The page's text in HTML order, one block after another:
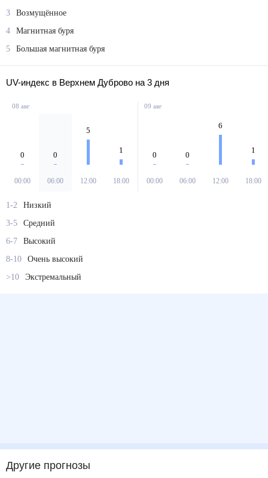
3
Возмущённое
4
Магнитная буря
5
Большая магнитная буря
UV-индекс в Верхнем Дуброво на 3 дня
08 авг
0
00:00
0
06:00
5
12:00
1
18:00
09 авг
0
00:00
0
06:00
6
12:00
1
18:00
1-2
Низкий
3-5
Средний
6-7
Высокий
8-10
Очень высокий
>10
Экстремальный
Другие прогнозы